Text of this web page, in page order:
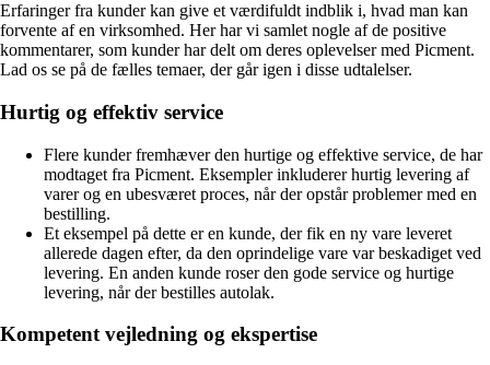
Erfaringer fra kunder kan give et værdifuldt indblik i, hvad man kan
forvente af en virksomhed. Her har vi samlet nogle af de positive
kommentarer, som kunder har delt om deres oplevelser med Picment.
Lad os se på de fælles temaer, der går igen i disse udtalelser.
Hurtig og effektiv service
Flere kunder fremhæver den hurtige og effektive service, de har
modtaget fra Picment. Eksempler inkluderer hurtig levering af
varer og en ubesværet proces, når der opstår problemer med en
bestilling.
Et eksempel på dette er en kunde, der fik en ny vare leveret
allerede dagen efter, da den oprindelige vare var beskadiget ved
levering. En anden kunde roser den gode service og hurtige
levering, når der bestilles autolak.
Kompetent vejledning og ekspertise